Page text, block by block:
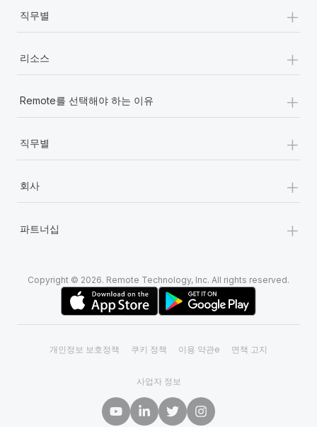
직무별 +
리소스 +
Remote를 선택해야 하는 이유 +
직무별 +
회사 +
파트너십 +
Copyright © 2026. Remote Technology, Inc. All rights reserved.
개인정보 보호정책 쿠키 정책 이용 약관e 면책 고지
사업자 정보